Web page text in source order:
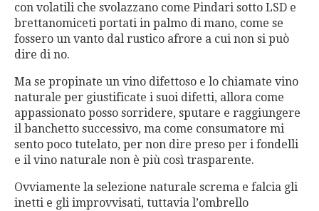
con volatili che svolazzano come Pindari sotto LSD e
brettanomiceti portati in palmo di mano, come se
fossero un vanto dal rustico afrore a cui non si può
dire di no.
Ma se propinate un vino difettoso e lo chiamate vino
naturale per giustificate i suoi difetti, allora come
appassionato posso sorridere, sputare e raggiungere
il banchetto successivo, ma come consumatore mi
sento poco tutelato, per non dire preso per i fondelli
e il vino naturale non è più così trasparente.
Ovviamente la selezione naturale screma e falcia gli
inetti e gli improvvisati, tuttavia l’ombrello